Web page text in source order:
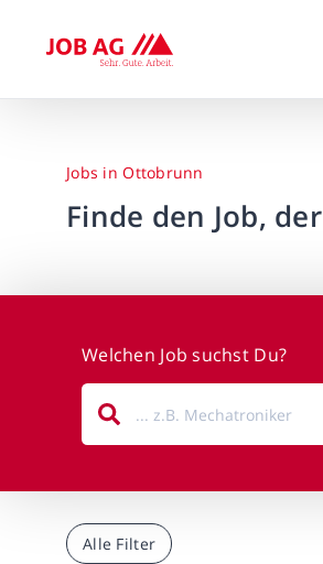
Jobs in Ottobrunn
Finde den Job,
Welchen Job suchst Du?
Alle Filter